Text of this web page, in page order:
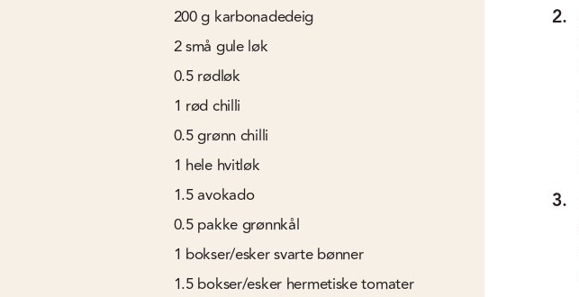
200g karbonadedeig
2små gule løk
0.5 rødløk
1 rød chilli
0.5grønn chilli
1 hele hvitløk
1.5avokado
0.5 pakke grønnkål
1 bokser/esker svarte bønner
1.5 bokser/esker hermetiske tomater
2.
3.